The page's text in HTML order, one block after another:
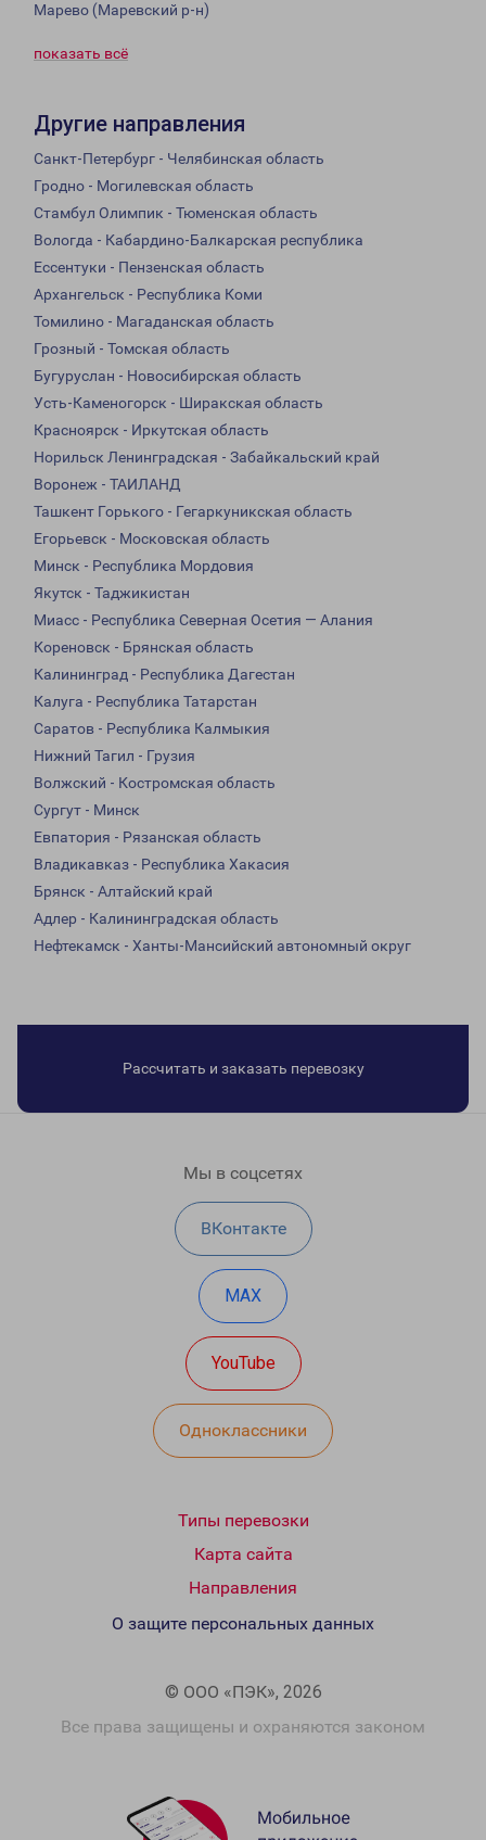
Марево (Маревский р-н)
показать всё
Другие направления
Санкт-Петербург - Челябинская область
Гродно - Могилевская область
Стамбул Олимпик - Тюменская область
Вологда - Кабардино-Балкарская республика
Ессентуки - Пензенская область
Архангельск - Республика Коми
Томилино - Магаданская область
Грозный - Томская область
Бугуруслан - Новосибирская область
Усть-Каменогорск - Ширакская область
Красноярск - Иркутская область
Норильск Ленинградская - Забайкальский край
Воронеж - ТАИЛАНД
Ташкент Горького - Гегаркуникская область
Егорьевск - Московская область
Минск - Республика Мордовия
Якутск - Таджикистан
Миасс - Республика Северная Осетия — Алания
Кореновск - Брянская область
Калининград - Республика Дагестан
Калуга - Республика Татарстан
Саратов - Республика Калмыкия
Нижний Тагил - Грузия
Волжский - Костромская область
Сургут - Минск
Евпатория - Рязанская область
Владикавказ - Республика Хакасия
Брянск - Алтайский край
Адлер - Калининградская область
Нефтекамск - Ханты-Мансийский автономный округ
Рассчитать и заказать перевозку
Мы в соцсетях
ВКонтакте
MAX
YouTube
Одноклассники
Типы перевозки
Карта сайта
Направления
© ООО «ПЭК», 2026
Все права защищены и охраняются законом
О защите персональных данных